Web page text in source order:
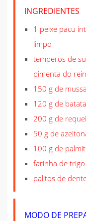
INGREDIENTES
1 peixe pacu
limpo
temperos de
pimenta do
150 g de
120 g de
200 g de
50 g de
100 g de
farinha de
palitos de
MODO DE